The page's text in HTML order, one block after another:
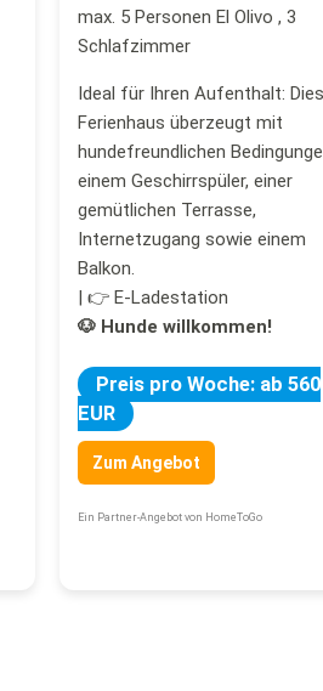
max. 5 Personen El Olivo , 3
Schlafzimmer
Ideal für Ihren Aufenthalt:
Ferienhaus überzeugt mit
hundefreundlichen
einem Geschirrspüler, einer
gemütlichen Terrasse,
Internetzugang sowie einem
Balkon.
| 👉 E-Ladestation
🐶 Hunde willkommen!
Preis pro Woche: ab 560
EUR
Zum Angebot
Ein Partner-Angebot von HomeToGo